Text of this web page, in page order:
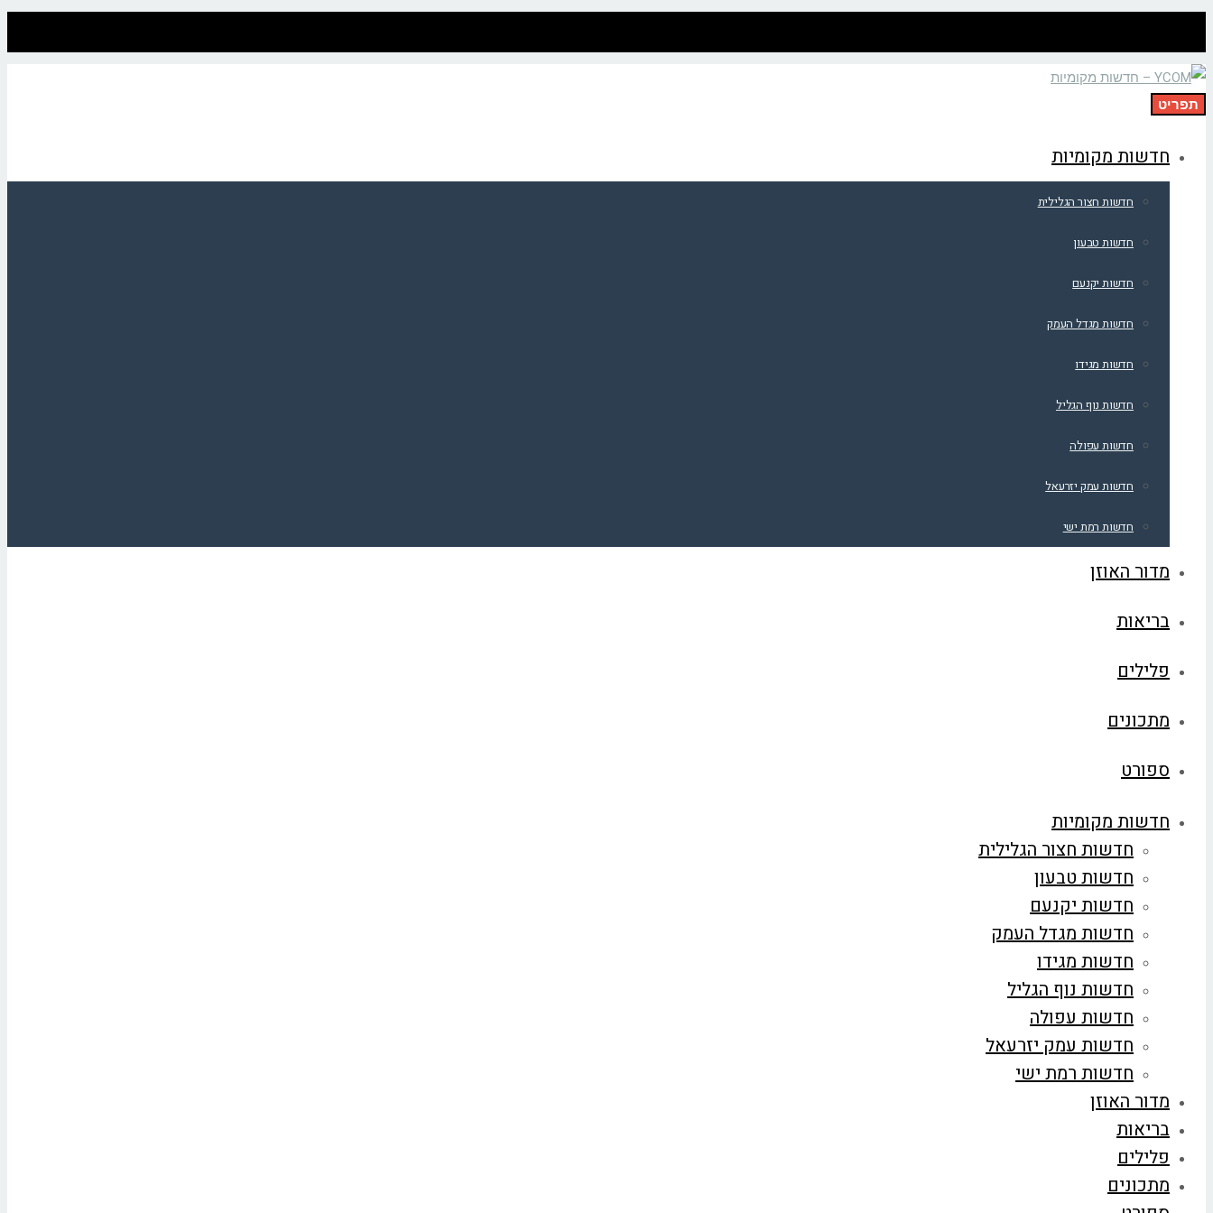
תפריט
חדשות מקומיות
חדשות חצור הגלילית
חדשות טבעון
חדשות יקנעם
חדשות מגדל העמק
חדשות מגידו
חדשות נוף הגליל
חדשות עפולה
חדשות עמק יזרעאל
חדשות רמת ישי
מדור האוזן
בריאות
פלילים
מתכונים
ספורט
חדשות מקומיות
חדשות חצור הגלילית
חדשות טבעון
חדשות יקנעם
חדשות מגדל העמק
חדשות מגידו
חדשות נוף הגליל
חדשות עפולה
חדשות עמק יזרעאל
חדשות רמת ישי
מדור האוזן
בריאות
פלילים
מתכונים